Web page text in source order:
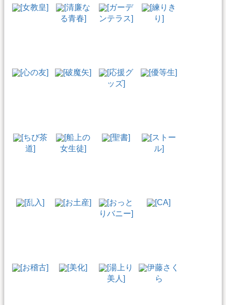
[女教皇]
[清廉な
る青春]
[ガーデ
ンテラス]
[練りき
り]
[心の友] [破魔矢]
[応援グ
ッズ]
[優等生]
[ちび茶
道]
[船上の
女生徒]
[聖書]
[ストー
ル]
[乱入] [お土産]
[おっと
りバニー]
[CA]
[お稽古] [美化]
[湯上り
美人]
伊藤さく
ら